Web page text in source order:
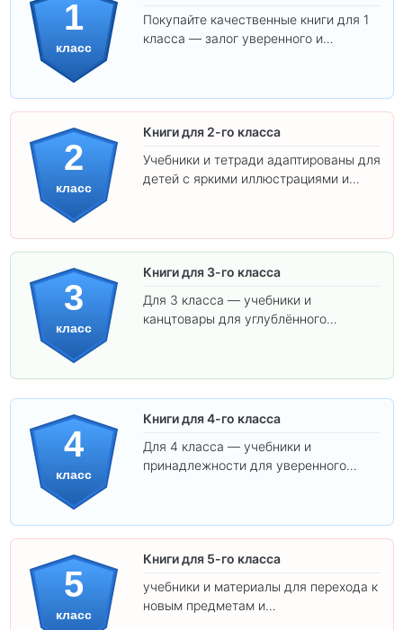
1
класс
Покупайте качественные книги для 1
класса — залог уверенного и
2
класс
Книги для 2-го класса
Учебники и тетради адаптированы для
детей с яркими иллюстрациями и
3
класс
Книги для 3-го класса
Для 3 класса — учебники и
канцтовары для углублённого
4
класс
Книги для 4-го класса
Для 4 класса — учебники и
принадлежности для уверенного
5
класс
Книги для 5-го класса
учебники и материалы для перехода к
новым предметам и